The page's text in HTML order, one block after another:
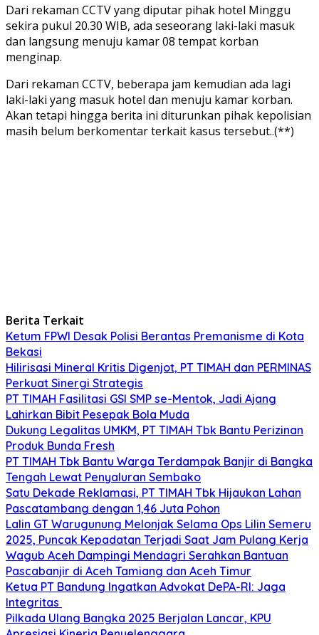
Dari rekaman CCTV yang diputar pihak hotel Minggu
sekira pukul 20.30 WIB, ada seseorang laki-laki masuk
dan langsung menuju kamar 08 tempat korban
menginap.
Dari rekaman CCTV, beberapa jam kemudian ada lagi
laki-laki yang masuk hotel dan menuju kamar korban.
Akan tetapi hingga berita ini diturunkan pihak kepolisian
masih belum berkomentar terkait kasus tersebut..(**)
Berita Terkait
Ketum FPWI Desak Polisi Berantas Premanisme di Kota
Bekasi
Hilirisasi Mineral Kritis Digenjot, PT TIMAH dan PERMINAS
Perkuat Sinergi Strategis
PT TIMAH Fasilitasi GSI SMP se-Mentok, Jadi Ajang
Lahirkan Bibit Pesepak Bola Muda
Dukung Legalitas UMKM, PT TIMAH Tbk Bantu Perizinan
Produk Bunda Fresh
PT TIMAH Tbk Bantu Warga Terdampak Banjir di Bangka
Tengah Lewat Penyaluran Sembako
Satu Dekade Reklamasi, PT TIMAH Tbk Hijaukan Lahan
Pascatambang dengan 1,46 Juta Pohon
Lalin GT Warugunung Melonjak Selama Ops Lilin Semeru
2025, Puncak Kepadatan Terjadi Saat Jam Pulang Kerja
Wagub Aceh Dampingi Mendagri Serahkan Bantuan
Pascabanjir di Aceh Tamiang dan Aceh Timur
Ketua PT Bandung Ingatkan Advokat DePA-RI: Jaga
Integritas
Pilkada Ulang Bangka 2025 Berjalan Lancar, KPU